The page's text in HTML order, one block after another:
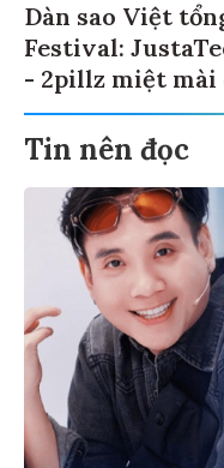
Dàn sao Việt
Festival:
- 2pillz miệt mài
Tin nên đọc